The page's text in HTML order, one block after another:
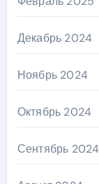
Декабрь 2024
Ноябрь 2024
Октябрь 2024
Сентябрь 2024